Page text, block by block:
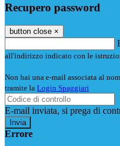
Recupero password
button close ×
all'indirizzo indicato con le
Non hai una e-mail associata al
tramite la Login Spaggiari
E-mail inviata, si prega di
Errore